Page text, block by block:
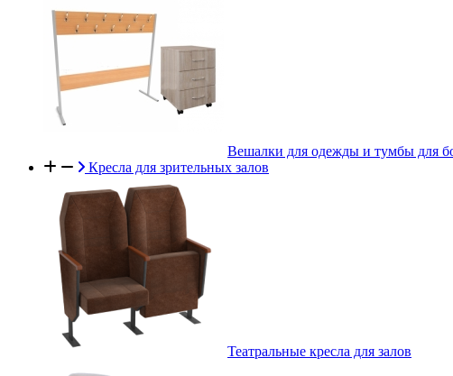
Вешалки для одежды и тумбы для
Кресла для зрительных залов
Театральные кресла для залов